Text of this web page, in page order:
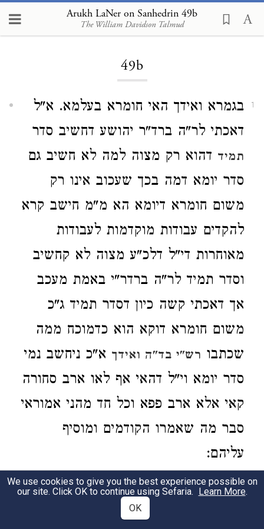
Arukh LaNer on Sanhedrin 49b
The William Davidson Talmud
Loading...
49b
1
בגמרא ואידך האי חומרא בעלמא. א"ל
דאכתי לר"ה ברד"ר יהושע דחשיב סדר
תמיד דהוא רק מצוה למה לא חשיב גם
סדר יומא דמה בכך שעכוב אינו רק
משום חומרא דיומא הא מ"מ חישב קרא
להקדים עבודות מוקדמות לעבודות
מאוחרות די"ל דלכ"ע מצוה לא קחשיב
וסדר תמיד לר"ה ברדר"י באמת מעכב
אך דאכתי קשה כיון דסדר תמיד ג"כ
משום חומרא דוקא הוא כדמוכח ממה
שכתבו רש"י בד"ה ואידך א"כ ניחשב נמי
סדר יומא וי"ל דהאי אף לאו ארב סחורה
קאי אלא ארב פפא וכל חד מהני אמוראי
סבר מה שאמרו הקודמים ומוסיף
עליהם:
היו נותנים לו עצה הוגנת:עיין מש"כ
בזה בספרי ע"ל יבמות (דף ק"ו ע"ב):
We use cookies to give you the best experience possible on
our site. Click OK to continue using Sefaria. Learn More.
OK